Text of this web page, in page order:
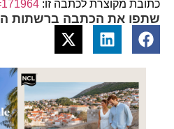
כתובת מקוצרת לכתבה זו:
שתפו את הכתבה ברשתות